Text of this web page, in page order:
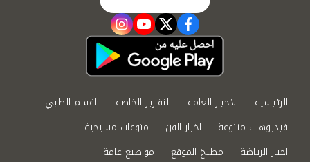
facebook
twitter
youtube
instagram
الرئيسية الاخبار العامة التقارير الخاصة
القسم الطبي
فيديوهات متنوعة
اخبار الفن
منوعات مسيحية
اخبار الرياضة
مطبخ الموقع
مواضيع عامة